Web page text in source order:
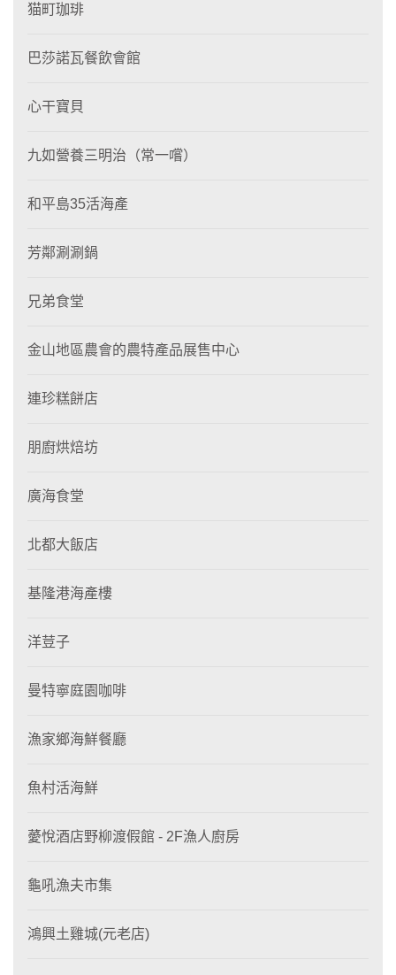
猫町珈琲
巴莎諾瓦餐飲會館
心干寶貝
九如營養三明治（常一嚐）
和平島35活海產
芳鄰涮涮鍋
兄弟食堂
金山地區農會的農特產品展售中心
連珍糕餅店
朋廚烘焙坊
廣海食堂
北都大飯店
基隆港海產樓
洋荳子
曼特寧庭園咖啡
漁家鄉海鮮餐廳
魚村活海鮮
薆悅酒店野柳渡假館 - 2F漁人廚房
龜吼漁夫市集
鴻興土雞城(元老店)